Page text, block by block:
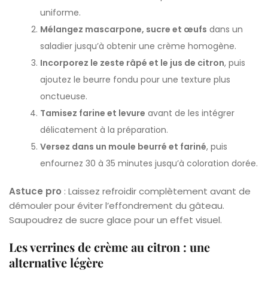
uniforme.
Mélangez mascarpone, sucre et œufs dans un
saladier jusqu’à obtenir une crème homogène.
Incorporez le zeste râpé et le jus de citron, puis
ajoutez le beurre fondu pour une texture plus
onctueuse.
Tamisez farine et levure avant de les intégrer
délicatement à la préparation.
Versez dans un moule beurré et fariné, puis
enfournez 30 à 35 minutes jusqu’à coloration dorée.
Astuce pro : Laissez refroidir complètement avant de
démouler pour éviter l’effondrement du gâteau.
Saupoudrez de sucre glace pour un effet visuel.
Les verrines de crème au citron : une
alternative légère